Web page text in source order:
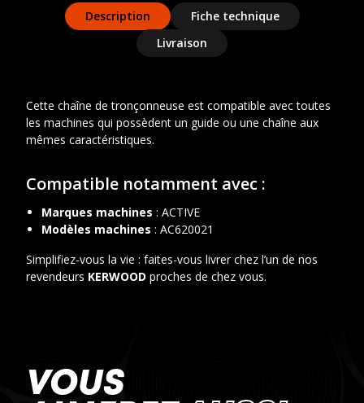
Jauge
: 1,3 mm (0,050")
Profil: Semi-carrée
: Alliage d'acier et de nickel
: Grenaillage et chromage industriel
Description
Fiche technique
Livraison
Cette chaîne de tronçonneuse est compatible avec toutes
les machines qui possèdent un guide ou une chaîne aux
mêmes caractéristiques.
Compatible notamment avec :
Marques machines : ACTIVE
Modèles machines : AC620021
Simplifiez-vous la vie : faites-vous livrer chez l’un de nos
revendeurs KERWOOD proches de chez vous.
VOUS